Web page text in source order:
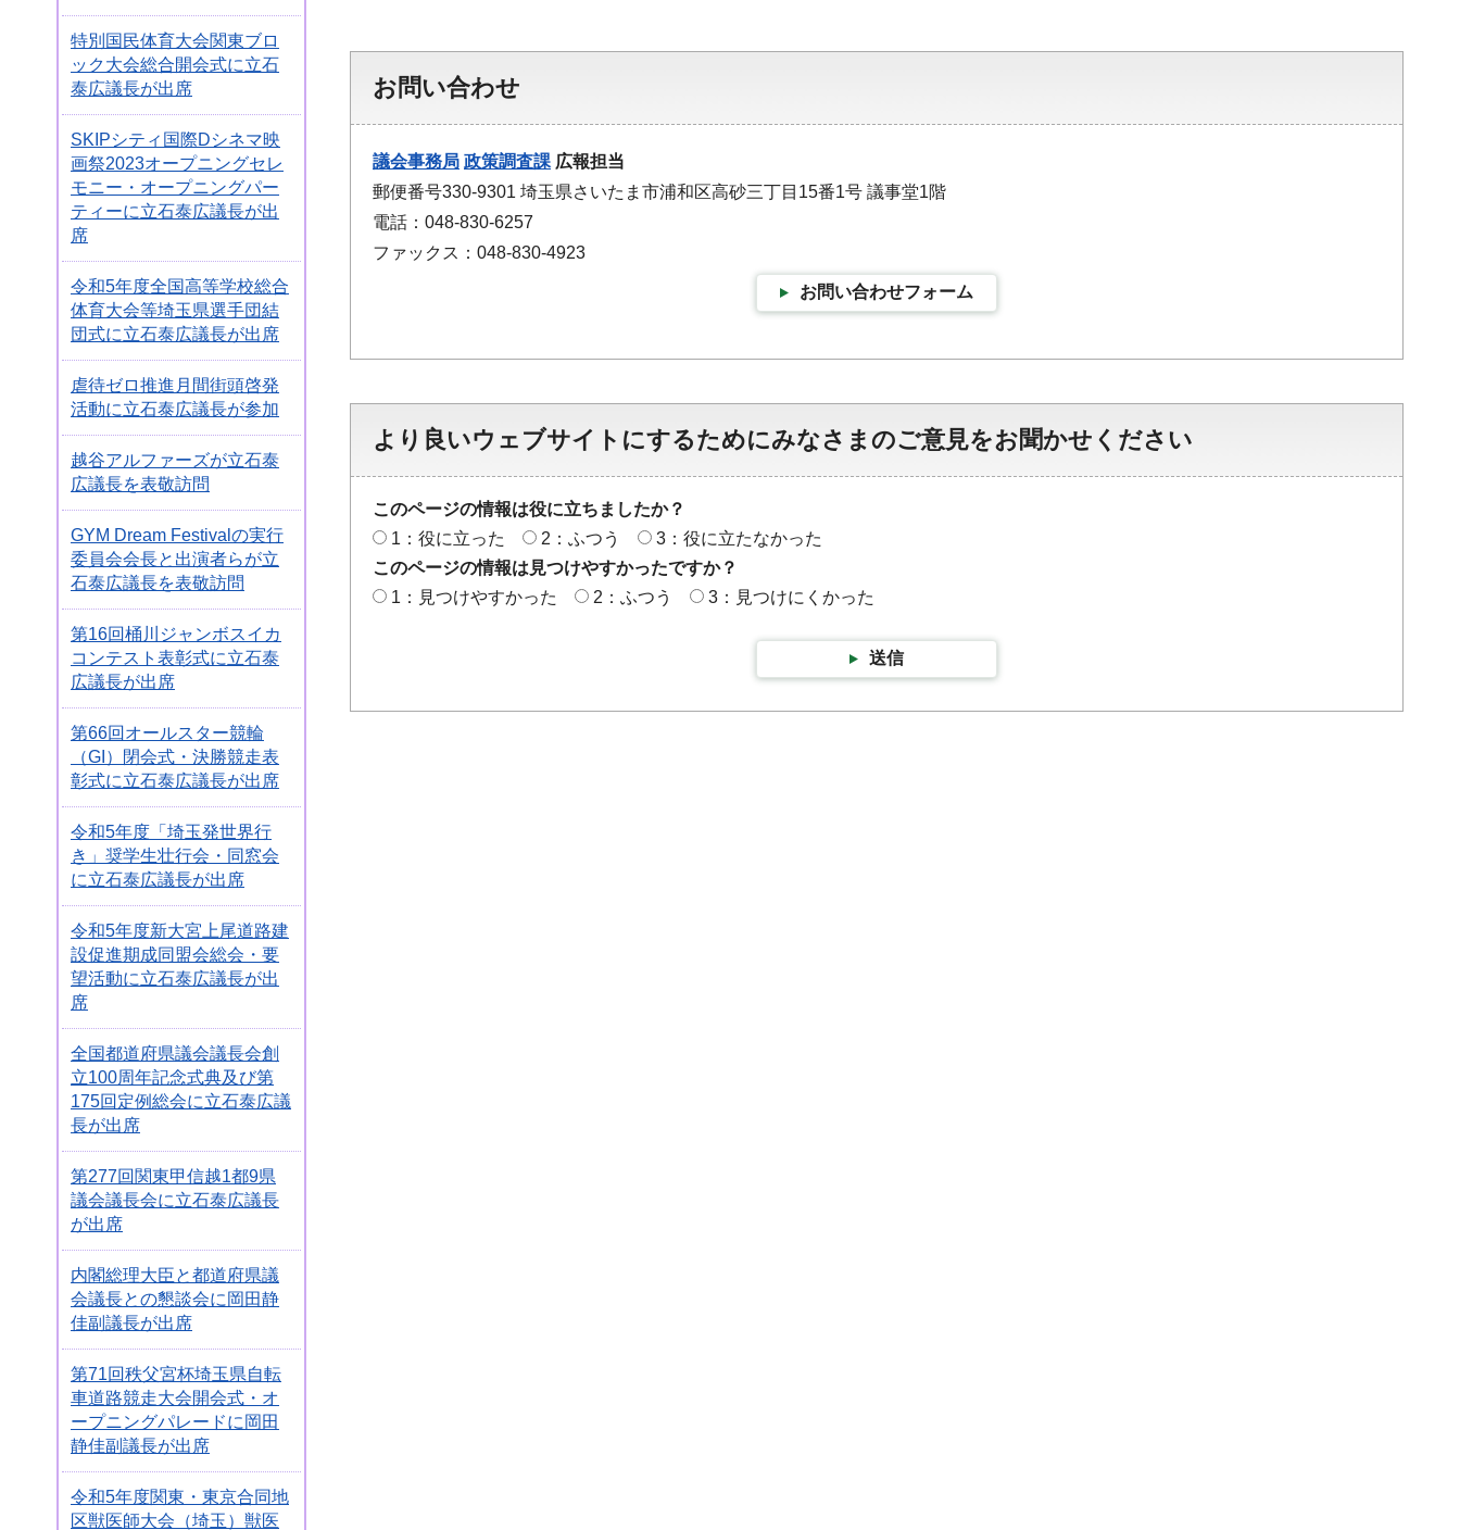
特別国民体育大会関東ブロ
ック大会総合開会式に立石
泰広議長が出席
SKIPシティ国際Dシネマ映
画祭2023オープニングセレ
モニー・オープニングパー
ティーに立石泰広議長が出
席
令和5年度全国高等学校総合
体育大会等埼玉県選手団結
団式に立石泰広議長が出席
虐待ゼロ推進月間街頭啓発
活動に立石泰広議長が参加
越谷アルファーズが立石泰
広議長を表敬訪問
GYM Dream Festivalの実行
委員会会長と出演者らが立
石泰広議長を表敬訪問
第16回桶川ジャンボスイカ
コンテスト表彰式に立石泰
広議長が出席
第66回オールスター競輪
（GI）閉会式・決勝競走表
彰式に立石泰広議長が出席
令和5年度「埼玉発世界行
き」奨学生壮行会・同窓会
に立石泰広議長が出席
令和5年度新大宮上尾道路建
設促進期成同盟会総会・要
望活動に立石泰広議長が出
席
全国都道府県議会議長会創
立100周年記念式典及び第
175回定例総会に立石泰広議
長が出席
第277回関東甲信越1都9県
議会議長会に立石泰広議長
が出席
内閣総理大臣と都道府県議
会議長との懇談会に岡田静
佳副議長が出席
第71回秩父宮杯埼玉県自転
車道路競走大会開会式・オ
ープニングパレードに岡田
静佳副議長が出席
令和5年度関東・東京合同地
区獣医師大会（埼玉）獣医
お問い合わせ
議会事務局 政策調査課 広報担当
郵便番号330-9301 埼玉県さいたま市浦和区高砂三丁目15番1号 議事堂1階
電話：048-830-6257
ファックス：048-830-4923
お問い合わせフォーム
より良いウェブサイトにするためにみなさまのご意見をお聞かせください
このページの情報は役に立ちましたか？
1：役に立った
2：ふつう
3：役に立たなかった
このページの情報は見つけやすかったですか？
1：見つけやすかった
2：ふつう 3：見つけにくかった
送信